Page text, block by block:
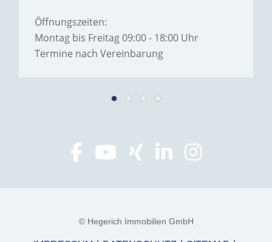
Öffnungszeiten:
Montag bis Freitag 09:00 - 18:00 Uhr
Termine nach Vereinbarung
© Hegerich Immobilien GmbH